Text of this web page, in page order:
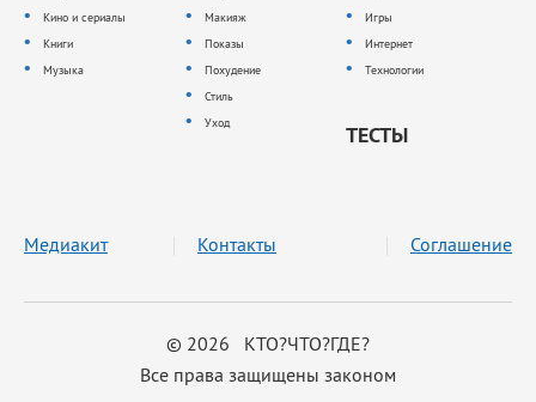
Кино и сериалы
Книги
Музыка
Макияж
Показы
Похудение
Стиль
Уход
Игры
Интернет
Технологии
ТЕСТЫ
© 2026 КТО?ЧТО?ГДЕ?
Все права защищены законом
Медиакит Контакты Соглашение